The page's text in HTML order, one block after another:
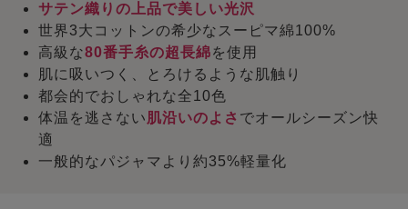
サテン織りの上品で美しい光沢
世界3大コットンの希少なスーピマ綿100%
高級な80番手糸の超長綿を使用
肌に吸いつく、とろけるような肌触り
都会的でおしゃれな全10色
体温を逃さない肌沿いのよさ でオールシーズン快
適
一般的なパジャマより約35%軽量化